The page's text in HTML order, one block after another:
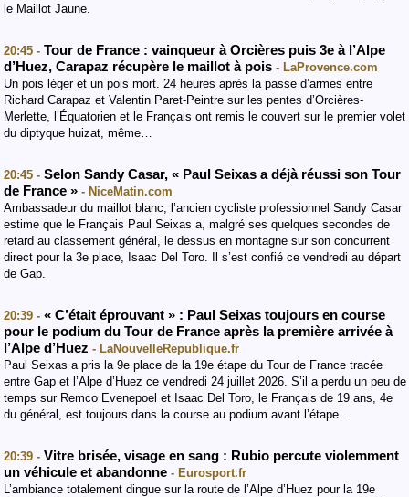
le Maillot Jaune.
20:45 - Tour de France : vainqueur à Orcières puis 3e à l’Alpe
d’Huez, Carapaz récupère le maillot à pois - LaProvence.com
Un pois léger et un pois mort. 24 heures après la passe d’armes entre
Richard Carapaz et Valentin Paret-Peintre sur les pentes d’Orcières-
Merlette, l’Équatorien et le Français ont remis le couvert sur le premier volet
du diptyque huizat, même…
20:45 - Selon Sandy Casar, « Paul Seixas a déjà réussi son Tour
de France » - NiceMatin.com
Ambassadeur du maillot blanc, l’ancien cycliste professionnel Sandy Casar
estime que le Français Paul Seixas a, malgré ses quelques secondes de
retard au classement général, le dessus en montagne sur son concurrent
direct pour la 3e place, Isaac Del Toro. Il s’est confié ce vendredi au départ
de Gap.
20:39 - « C’était éprouvant » : Paul Seixas toujours en course
pour le podium du Tour de France après la première arrivée à
l’Alpe d’Huez - LaNouvelleRepublique.fr
Paul Seixas a pris la 9e place de la 19e étape du Tour de France tracée
entre Gap et l’Alpe d’Huez ce vendredi 24 juillet 2026. S’il a perdu un peu de
temps sur Remco Evenepoel et Isaac Del Toro, le Français de 19 ans, 4e
du général, est toujours dans la course au podium avant l’étape…
20:39 - Vitre brisée, visage en sang : Rubio percute violemment
un véhicule et abandonne - Eurosport.fr
L’ambiance totalement dingue sur la route de l’Alpe d’Huez pour la 19e